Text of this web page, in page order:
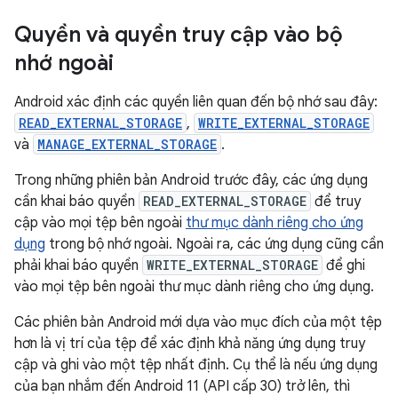
Quyền và quyền truy cập vào bộ
nhớ ngoài
Android xác định các quyền liên quan đến bộ nhớ sau đây:
READ_EXTERNAL_STORAGE , WRITE_EXTERNAL_STORAGE
và MANAGE_EXTERNAL_STORAGE .
Trong những phiên bản Android trước đây, các ứng dụng
cần khai báo quyền READ_EXTERNAL_STORAGE để truy
cập vào mọi tệp bên ngoài thư mục dành riêng cho ứng
dụng trong bộ nhớ ngoài. Ngoài ra, các ứng dụng cũng cần
phải khai báo quyền WRITE_EXTERNAL_STORAGE để ghi
vào mọi tệp bên ngoài thư mục dành riêng cho ứng dụng.
Các phiên bản Android mới dựa vào mục đích của một tệp
hơn là vị trí của tệp để xác định khả năng ứng dụng truy
cập và ghi vào một tệp nhất định. Cụ thể là nếu ứng dụng
của bạn nhắm đến Android 11 (API cấp 30) trở lên, thì